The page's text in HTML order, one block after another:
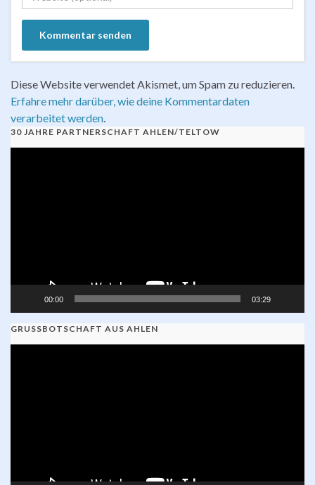
Diese Website verwendet Akismet, um Spam zu reduzieren.
Erfahre mehr darüber, wie deine Kommentardaten
verarbeitet werden.
30 JAHRE PARTNERSCHAFT AHLEN/TELTOW
00:00 03:29
GRUSSBOTSCHAFT AUS AHLEN